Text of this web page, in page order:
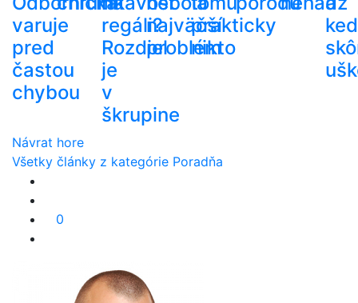
varuje
pred
častou
chybou
regáli?
Rozdiel
je
v
škrupine
najväčší
problém
prakticky
nikto
Návrat hore
Všetky články z kategórie Poradňa
0